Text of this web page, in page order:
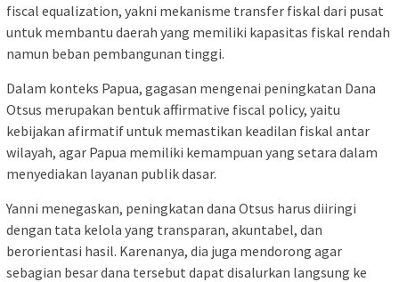
fiscal equalization, yakni mekanisme transfer fiskal dari pusat
untuk membantu daerah yang memiliki kapasitas fiskal rendah
namun beban pembangunan tinggi.
Dalam konteks Papua, gagasan mengenai peningkatan Dana
Otsus merupakan bentuk affirmative fiscal policy, yaitu
kebijakan afirmatif untuk memastikan keadilan fiskal antar
wilayah, agar Papua memiliki kemampuan yang setara dalam
menyediakan layanan publik dasar.
Yanni menegaskan, peningkatan dana Otsus harus diiringi
dengan tata kelola yang transparan, akuntabel, dan
berorientasi hasil. Karenanya, dia juga mendorong agar
sebagian besar dana tersebut dapat disalurkan langsung ke